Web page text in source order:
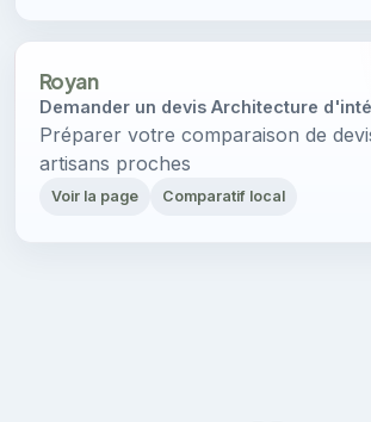
Royan
Demander un devis Architecture
Préparer votre comparaison de
artisans proches
Voir la page Comparatif local